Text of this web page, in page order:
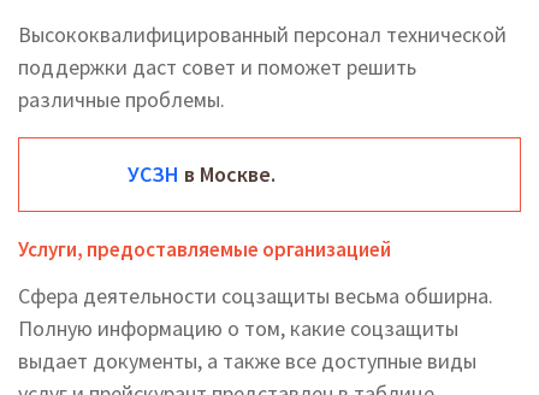
Высококвалифицированный персонал технической
поддержки даст совет и поможет решить
различные проблемы.
УСЗН в Москве.
Услуги, предоставляемые организацией
Сфера деятельности соцзащиты весьма обширна.
Полную информацию о том, какие соцзащиты
выдает документы, а также все доступные виды